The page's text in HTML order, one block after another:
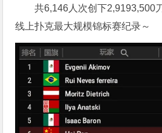
共6,146人次创下2,9193,500
线上扑克最大规模锦标赛纪录～